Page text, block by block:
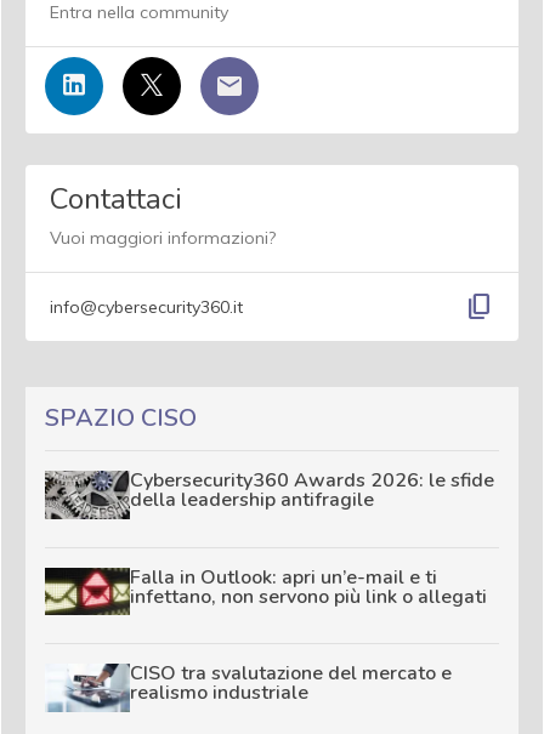
Entra nella community
Contattaci
Vuoi maggiori informazioni?
info@cybersecurity360.it content_copy
SPAZIO CISO
Cybersecurity360 Awards 2026: le sfide
della leadership antifragile
Falla in Outlook: apri un’e-mail e ti
infettano, non servono più link o allegati
CISO tra svalutazione del mercato e
realismo industriale